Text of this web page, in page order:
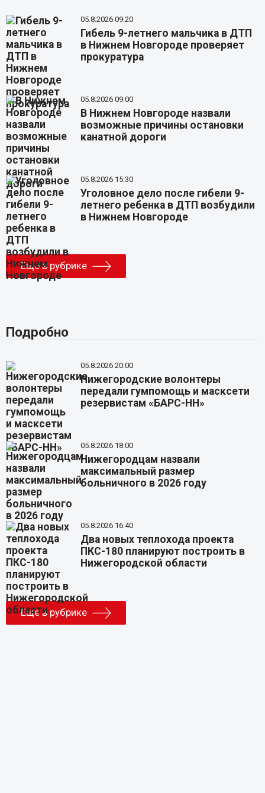
05.8.2026 09:20
Гибель 9-летнего мальчика в ДТП
в Нижнем Новгороде проверяет
прокуратура
05.8.2026 09:00
В Нижнем Новгороде назвали
возможные причины остановки
канатной дороги
05.8.2026 15:30
Уголовное дело после гибели 9-
летнего ребенка в ДТП возбудили
в Нижнем Новгороде
Еще в рубрике
Подробно
05.8.2026 20:00
Нижегородские волонтеры
передали гумпомощь и масксети
резервистам «БАРС-НН»
05.8.2026 18:00
Нижегородцам назвали
максимальный размер
больничного в 2026 году
05.8.2026 16:40
Два новых теплохода проекта
ПКС-180 планируют построить в
Нижегородской области
Еще в рубрике